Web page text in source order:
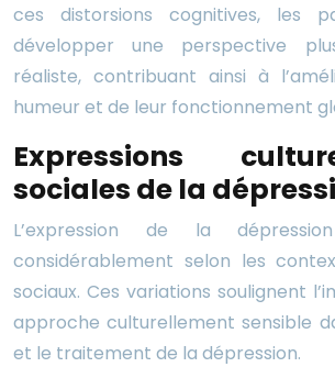
ces distorsions cognitives, les
développer une perspective
réaliste, contribuant ainsi à
humeur et de leur fonctionnement
Expressions
sociales de la
L’expression de la
considérablement selon les
sociaux. Ces variations soulignent
approche culturellement sensible
et le traitement de la dépression.